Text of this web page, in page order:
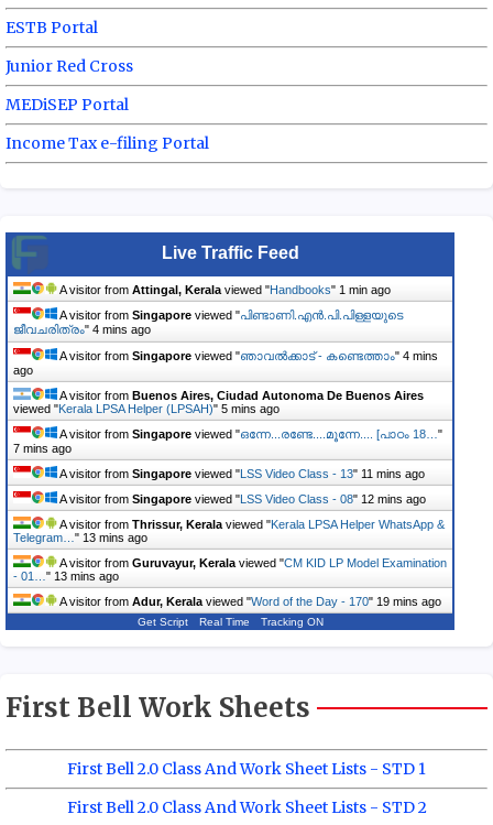
ESTB Portal
Junior Red Cross
MEDiSEP Portal
Income Tax e-filing Portal
Live Traffic Feed
A visitor from Attingal, Kerala viewed "Handbooks" 1 min ago
A visitor from Singapore viewed "പിണ്ടാണി.എൻ.പി.പിള്ളയുടെ
ജീവചരിത്രം" 4 mins ago
A visitor from Singapore viewed "ഞാവൽക്കാട് - കണ്ടെത്താം" 4 mins
ago
A visitor from Buenos Aires, Ciudad Autonoma De Buenos Aires
viewed "Kerala LPSA Helper (LPSAH)" 5 mins ago
A visitor from Singapore viewed "ഒന്നേ...രണ്ടേ....മൂന്നേ.... [പാഠം 18… "
7 mins ago
A visitor from Singapore viewed "LSS Video Class - 13" 11 mins ago
A visitor from Singapore viewed "LSS Video Class - 08" 12 mins ago
A visitor from Thrissur, Kerala viewed "Kerala LPSA Helper WhatsApp &
Telegram… " 13 mins ago
A visitor from Guruvayur, Kerala viewed "CM KID LP Model Examination
- 01… " 13 mins ago
A visitor from Adur, Kerala viewed "Word of the Day - 170" 19 mins ago
Get Script Real Time Tracking ON
First Bell Work Sheets
First Bell 2.0 Class And Work Sheet Lists - STD 1
First Bell 2.0 Class And Work Sheet Lists - STD 2